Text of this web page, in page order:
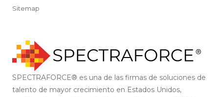
Sitemap
SPECTRAFORCE® es una de las firmas de soluciones de
talento de mayor crecimiento en Estados Unidos,